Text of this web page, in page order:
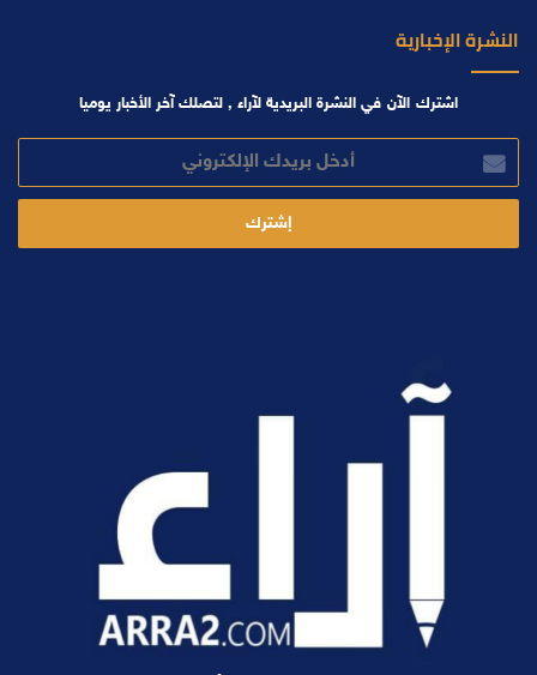
النشرة الإخبارية
اشترك الآن في النشرة البريدية لآراء , لتصلك آخر الأخبار يوميا
بريدك
الإلكتروني